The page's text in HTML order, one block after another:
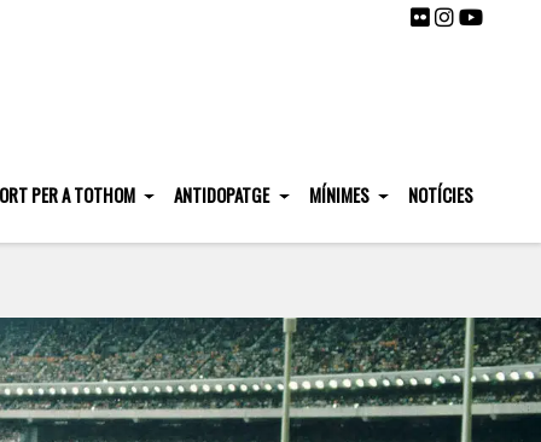
PER A TOTHOM ANTIDOPATGE MÍNIMES NOTÍCIES